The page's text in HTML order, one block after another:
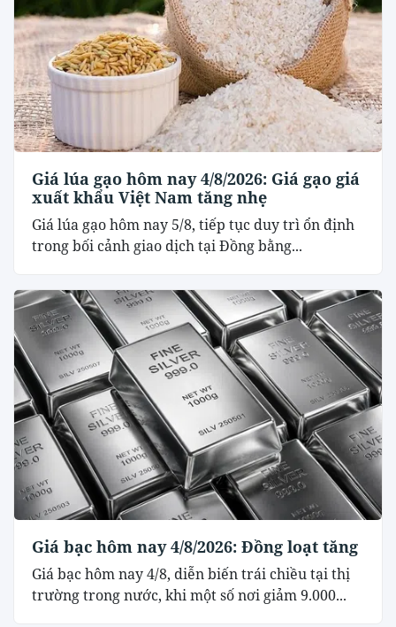
Giá lúa gạo hôm nay 4/8/2026: Giá gạo giá
xuất khẩu Việt Nam tăng nhẹ
Giá lúa gạo hôm nay 5/8, tiếp tục duy trì ổn định
trong bối cảnh giao dịch tại Đồng bằng...
Giá bạc hôm nay 4/8/2026: Đồng loạt tăng
Giá bạc hôm nay 4/8, diễn biến trái chiều tại thị
trường trong nước, khi một số nơi giảm 9.000...